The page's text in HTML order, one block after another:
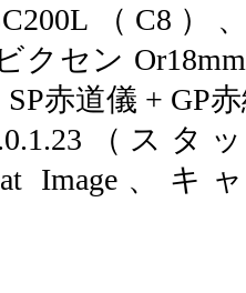
（C8）、
クセン
赤道儀 + GP
（スタ
Image、